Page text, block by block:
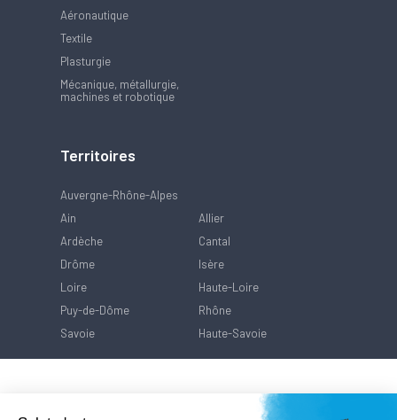
Aéronautique
Textile
Plasturgie
Mécanique, métallurgie,
machines et robotique
Territoires
Auvergne-Rhône-Alpes
Ain
Allier
Ardèche
Cantal
Drôme
Isère
Loire
Haute-Loire
Puy-de-Dôme
Rhône
Savoie
Haute-Savoie